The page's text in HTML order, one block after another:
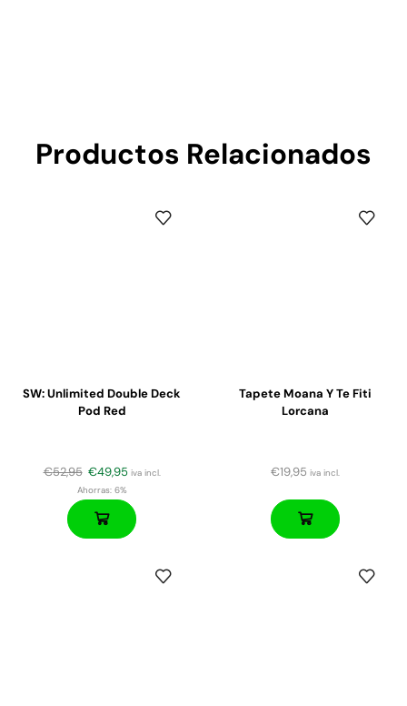
Productos Relacionados
SW: Unlimited Double Deck
Pod Red
€52,95 €49,95 iva incl.
Ahorras:6%
Tapete Moana Y Te Fiti
Lorcana
€19,95 iva incl.